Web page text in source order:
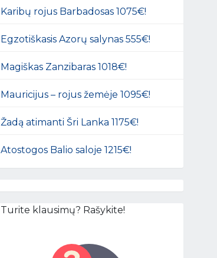
Karibų rojus Barbadosas 1075€!
Egzotiškasis Azorų salynas 555€!
Magiškas Zanzibaras 1018€!
Mauricijus – rojus žemėje 1095€!
Žadą atimanti Šri Lanka 1175€!
Atostogos Balio saloje 1215€!
Turite klausimų? Rašykite!